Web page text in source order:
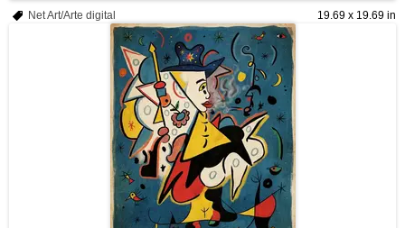
19.69 x 19.69 in
Net Art/Arte digital